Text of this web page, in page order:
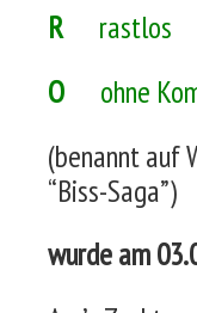
R rastlos
O ohne
(benannt auf
“Biss-Saga”)
wurde am